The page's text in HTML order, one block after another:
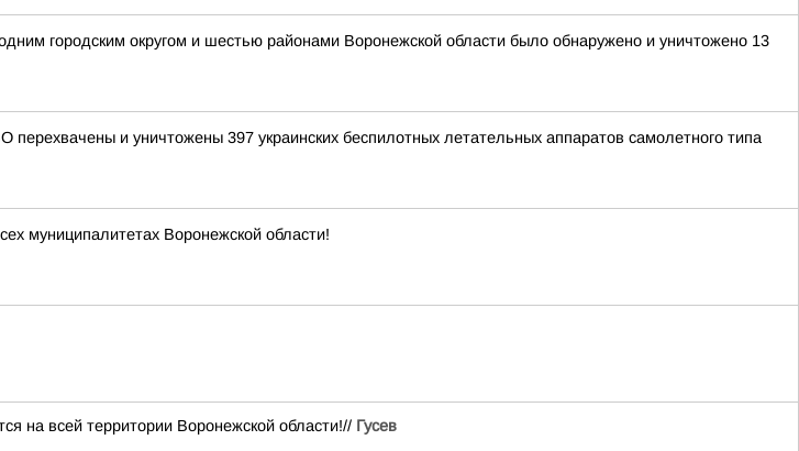
городским округом и шестью районами Воронежской области было обнаружено и уничтожено 13
и уничтожены 397 украинских беспилотных летательных аппаратов самолетного типа
муниципалитетах Воронежской области!
на всей территории Воронежской области!// Гусев